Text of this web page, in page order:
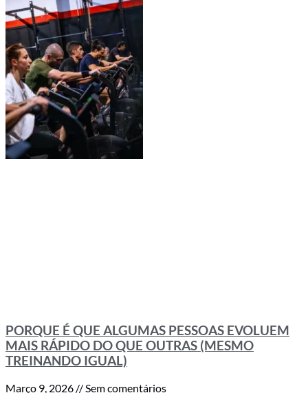
PORQUE É QUE ALGUMAS PESSOAS EVOLUEM
MAIS RÁPIDO DO QUE OUTRAS (MESMO
TREINANDO IGUAL)
Março 9, 2026 Sem comentários